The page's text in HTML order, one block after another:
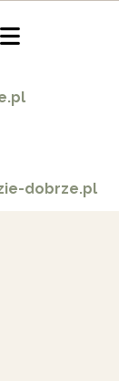
dobrze.pl